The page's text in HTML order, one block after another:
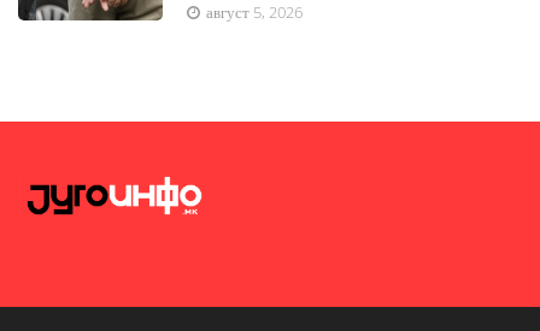
август 5, 2026